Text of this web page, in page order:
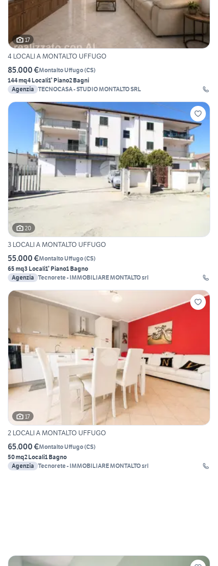
17
4 LOCALI A MONTALTO UFFUGO
85.000 €Montalto Uffugo(CS)
144 mq4 Locali1° Piano2 Bagni
Agenzia TECNOCASA - STUDIO MONTALTO SRL
20
3 LOCALI A MONTALTO UFFUGO
55.000 €Montalto Uffugo(CS)
65 mq3 Locali1° Piano1 Bagno
Agenzia Tecnorete - IMMOBILIARE MONTALTO srl
17
2 LOCALI A MONTALTO UFFUGO
65.000 €Montalto Uffugo(CS)
50 mq2 Locali1 Bagno
Agenzia Tecnorete - IMMOBILIARE MONTALTO srl